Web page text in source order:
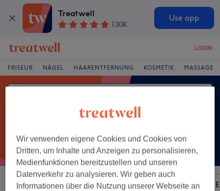
Treatwell
130K
Use app
LOGIN
FRISEUR NÄGEL HAARENTFERNUNG KOSMETIK MASSAGE
Sortieren nach Besonderheiten Marken Salons
Wir verwenden eigene Cookies und Cookies von
Dritten, um Inhalte und Anzeigen zu personalisieren,
Medienfunktionen bereitzustellen und unseren
Datenverkehr zu analysieren. Wir geben auch
Informationen über die Nutzung unserer Webseite an